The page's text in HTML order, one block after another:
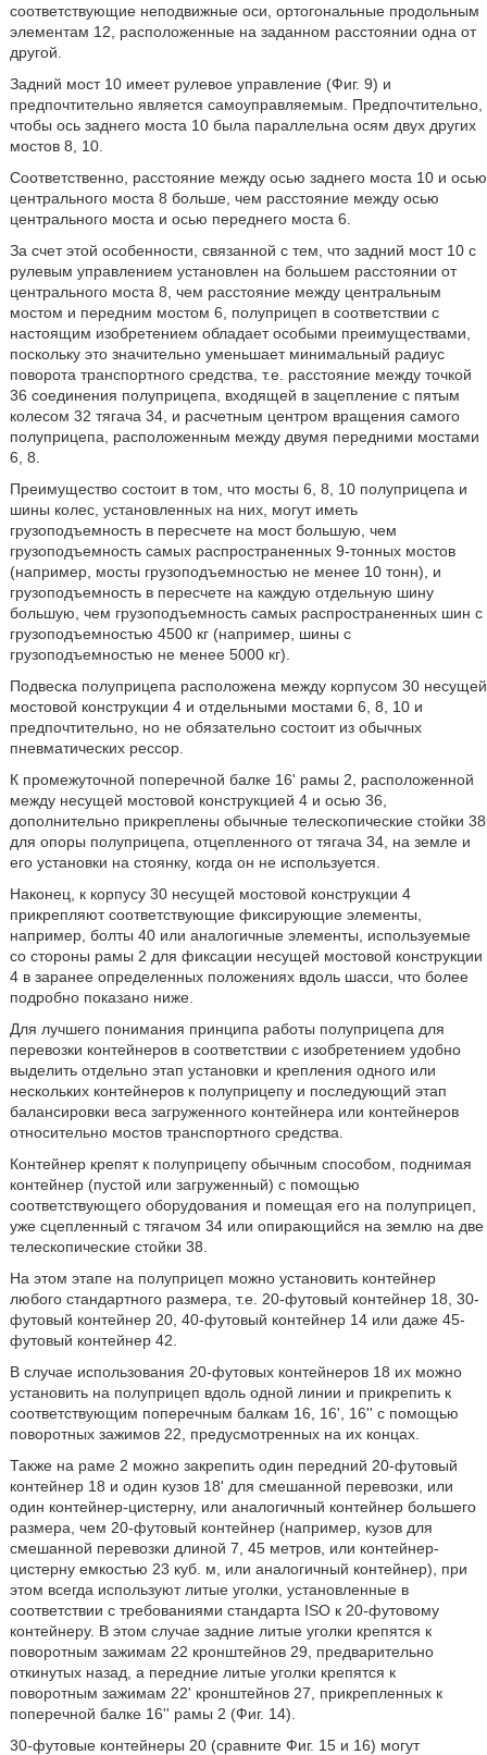
соответствующие неподвижные оси, ортогональные продольным
элементам 12, расположенные на заданном расстоянии одна от
другой.
Задний мост 10 имеет рулевое управление (Фиг. 9) и
предпочтительно является самоуправляемым. Предпочтительно,
чтобы ось заднего моста 10 была параллельна осям двух других
мостов 8, 10.
Соответственно, расстояние между осью заднего моста 10 и осью
центрального моста 8 больше, чем расстояние между осью
центрального моста и осью переднего моста 6.
За счет этой особенности, связанной с тем, что задний мост 10 с
рулевым управлением установлен на большем расстоянии от
центрального моста 8, чем расстояние между центральным
мостом и передним мостом 6, полуприцеп в соответствии с
настоящим изобретением обладает особыми преимуществами,
поскольку это значительно уменьшает минимальный радиус
поворота транспортного средства, т.е. расстояние между точкой
36 соединения полуприцепа, входящей в зацепление с пятым
колесом 32 тягача 34, и расчетным центром вращения самого
полуприцепа, расположенным между двумя передними мостами
6, 8.
Преимущество состоит в том, что мосты 6, 8, 10 полуприцепа и
шины колес, установленных на них, могут иметь
грузоподъемность в пересчете на мост большую, чем
грузоподъемность самых распространенных 9-тонных мостов
(например, мосты грузоподъемностью не менее 10 тонн), и
грузоподъемность в пересчете на каждую отдельную шину
большую, чем грузоподъемность самых распространенных шин с
грузоподъемностью 4500 кг (например, шины с
грузоподъемностью не менее 5000 кг).
Подвеска полуприцепа расположена между корпусом 30 несущей
мостовой конструкции 4 и отдельными мостами 6, 8, 10 и
предпочтительно, но не обязательно состоит из обычных
пневматических рессор.
К промежуточной поперечной балке 16' рамы 2, расположенной
между несущей мостовой конструкцией 4 и осью 36,
дополнительно прикреплены обычные телескопические стойки 38
для опоры полуприцепа, отцепленного от тягача 34, на земле и
его установки на стоянку, когда он не используется.
Наконец, к корпусу 30 несущей мостовой конструкции 4
прикрепляют соответствующие фиксирующие элементы,
например, болты 40 или аналогичные элементы, используемые
со стороны рамы 2 для фиксации несущей мостовой конструкции
4 в заранее определенных положениях вдоль шасси, что более
подробно показано ниже.
Для лучшего понимания принципа работы полуприцепа для
перевозки контейнеров в соответствии с изобретением удобно
выделить отдельно этап установки и крепления одного или
нескольких контейнеров к полуприцепу и последующий этап
балансировки веса загруженного контейнера или контейнеров
относительно мостов транспортного средства.
Контейнер крепят к полуприцепу обычным способом, поднимая
контейнер (пустой или загруженный) с помощью
соответствующего оборудования и помещая его на полуприцеп,
уже сцепленный с тягачом 34 или опирающийся на землю на две
телескопические стойки 38.
На этом этапе на полуприцеп можно установить контейнер
любого стандартного размера, т.е. 20-футовый контейнер 18, 30-
футовый контейнер 20, 40-футовый контейнер 14 или даже 45-
футовый контейнер 42.
В случае использования 20-футовых контейнеров 18 их можно
установить на полуприцеп вдоль одной линии и прикрепить к
соответствующим поперечным балкам 16, 16', 16'' с помощью
поворотных зажимов 22, предусмотренных на их концах.
Также на раме 2 можно закрепить один передний 20-футовый
контейнер 18 и один кузов 18' для смешанной перевозки, или
один контейнер-цистерну, или аналогичный контейнер большего
размера, чем 20-футовый контейнер (например, кузов для
смешанной перевозки длиной 7, 45 метров, или контейнер-
цистерну емкостью 23 куб. м, или аналогичный контейнер), при
этом всегда используют литые уголки, установленные в
соответствии с требованиями стандарта ISO к 20-футовому
контейнеру. В этом случае задние литые уголки крепятся к
поворотным зажимам 22 кронштейнов 29, предварительно
откинутых назад, а передние литые уголки крепятся к
поворотным зажимам 22' кронштейнов 27, прикрепленных к
поперечной балке 16'' рамы 2 (Фиг. 14).
30-футовые контейнеры 20 (сравните Фиг. 15 и 16) могут